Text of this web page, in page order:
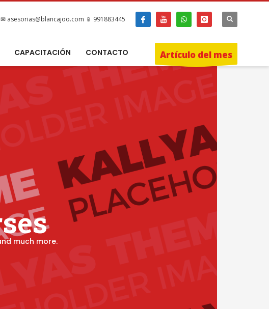
✉ asesorias@blancajoo.com 📱 991883445
CAPACITACIÓN CONTACTO Artículo del mes